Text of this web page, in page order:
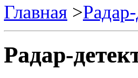
Главная >
Радар-